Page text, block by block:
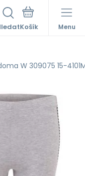
Menu
W 309075 15-